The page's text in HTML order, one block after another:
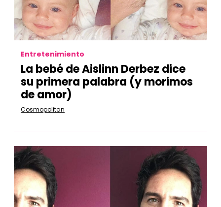
Entretenimiento
La bebé de Aislinn Derbez dice
su primera palabra (y morimos
de amor)
Cosmopolitan